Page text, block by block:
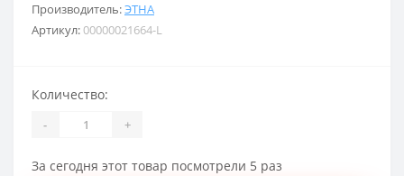
Производитель:ЭТНА
Артикул:00000021664-L
Количество:
- +
За сегодня этот товар посмотрели 5 раз